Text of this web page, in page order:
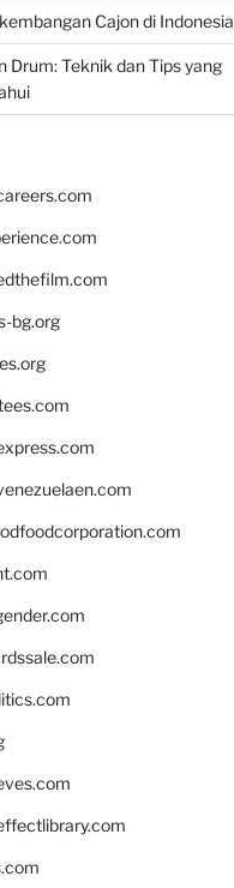
Cajon di Indonesia
Drum: Teknik dan Tips yang
bg.org